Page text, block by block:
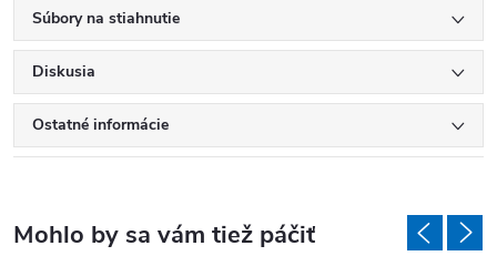
Súbory na stiahnutie
Diskusia
Ostatné informácie